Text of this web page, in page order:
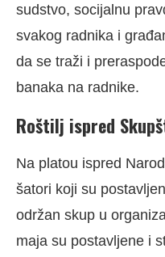
sudstvo, socijalnu
svakog radnika i
da se traži i
banaka na radnike.
Roštilj ispred
Na platou ispred
šatori koji su
održan skup u
maja su postavljene i